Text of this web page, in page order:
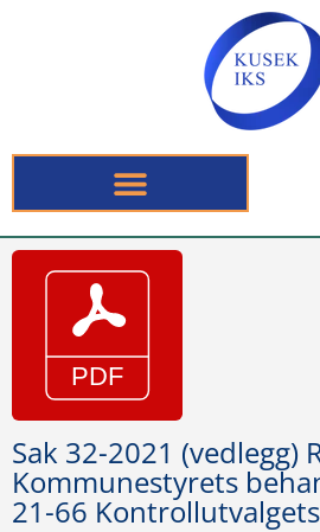
Sak 32-2021 (vedlegg)
Kommunestyrets
21-66